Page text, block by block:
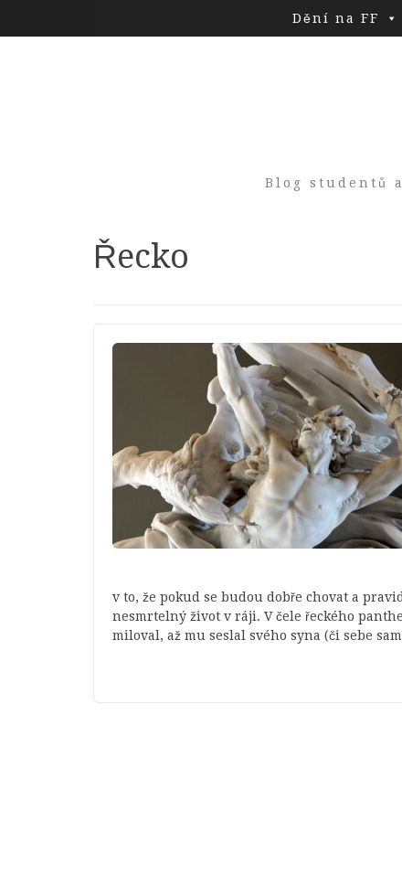
Dění na FF
Blog studentů
Tag:
Řecko
v to, že pokud se budou dobře chovat a
nesmrtelný život v ráji. V čele řeckého
miloval, až mu seslal svého syna (či sebe